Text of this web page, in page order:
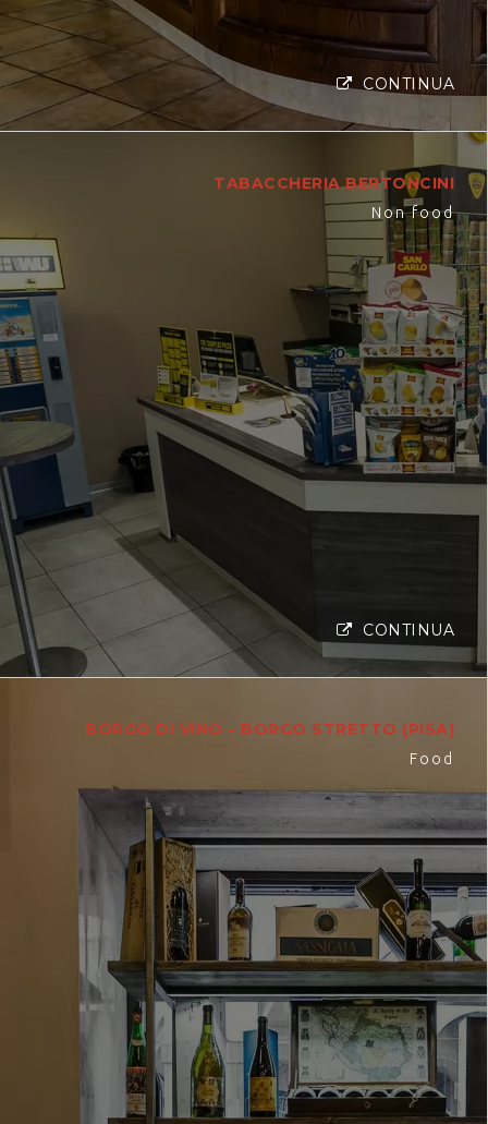
CONTINUA
TABACCHERIA BERTONCINI
Non food
CONTINUA
BORGO DI VINO – BORGO STRETTO (PISA)
Food